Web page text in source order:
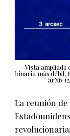
Vista ampliada
binaria más débil,
arXiv
La reunión de